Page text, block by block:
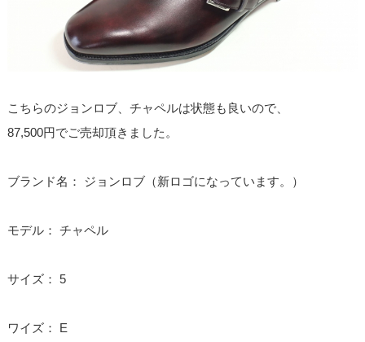
こちらのジョンロブ、チャペルは状態も良いので、
87,500円でご売却頂きました。
ブランド名： ジョンロブ（新ロゴになっています。）
モデル： チャペル
サイズ： 5
ワイズ： E